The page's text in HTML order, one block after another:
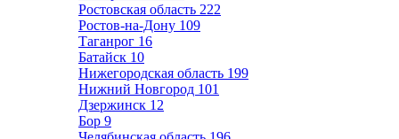
Ростовская область 222
Ростов-на-Дону 109
Таганрог 16
Батайск 10
Нижегородская область 199
Нижний Новгород 101
Дзержинск 12
Бор 9